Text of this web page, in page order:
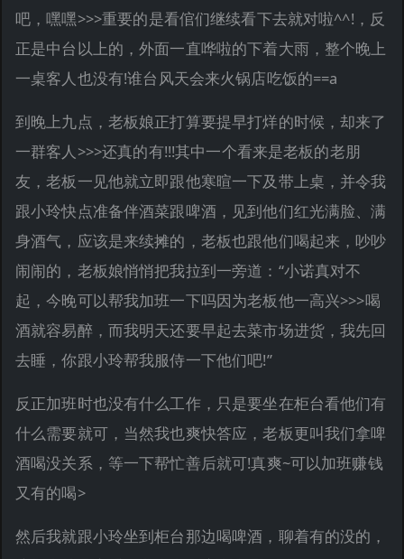
吧，嘿嘿>>>重要的是看倌们继续看下去就对啦^^!，反
正是中台以上的，外面一直哗啦的下着大雨，整个晚上
一桌客人也没有!谁台风天会来火锅店吃饭的==a
到晚上九点，老板娘正打算要提早打烊的时候，却来了
一群客人>>>还真的有!!!其中一个看来是老板的老朋
友，老板一见他就立即跟他寒暄一下及带上桌，并令我
跟小玲快点准备伴酒菜跟啤酒，见到他们红光满脸、满
身酒气，应该是来续摊的，老板也跟他们喝起来，吵吵
闹闹的，老板娘悄悄把我拉到一旁道：“小诺真对不
起，今晚可以帮我加班一下吗因为老板他一高兴>>>喝
酒就容易醉，而我明天还要早起去菜市场进货，我先回
去睡，你跟小玲帮我服侍一下他们吧!”
反正加班时也没有什么工作，只是要坐在柜台看他们有
什么需要就可，当然我也爽快答应，老板更叫我们拿啤
酒喝没关系，等一下帮忙善后就可!真爽~可以加班赚钱
又有的喝>
然后我就跟小玲坐到柜台那边喝啤酒，聊着有的没的，